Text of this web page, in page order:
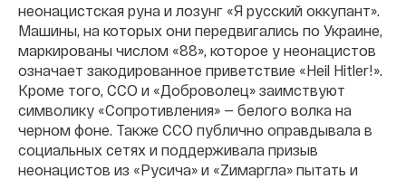
неонацистская руна и лозунг «Я русский оккупант».
Машины, на которых они передвигались по Украине,
маркированы числом «88», которое у неонацистов
означает закодированное приветствие «Heil Hitler!».
Кроме того, ССО и «Доброволец» заимствуют
символику «Сопротивления» — белого волка на
черном фоне. Также ССО публично оправдывала в
социальных сетях и поддерживала призыв
неонацистов из «Русича» и «Zимаргла» пытать и